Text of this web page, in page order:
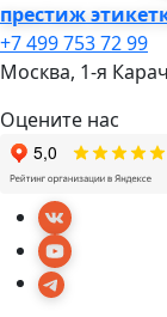
престиж
+7 499 753 72 99
Москва, 1-я
Оцените нас